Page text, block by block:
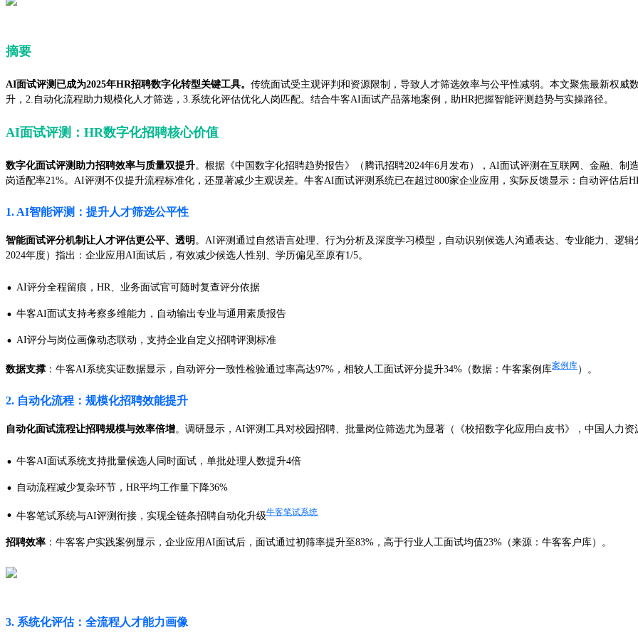
摘要
AI面试评测已成为2025年HR招聘数字化转型关键工具。 传统面试受主观评判和资源限制，导致人才筛选效率与公平性减弱。本文聚焦最新权
升，2.自动化流程助力规模化人才筛选，3.系统化评估优化人岗匹配。结合牛客AI面试产品落地案例，助HR把握智能评测趋势与实操路径。
AI面试评测：HR数字化招聘核心价值
数字化面试评测助力招聘效率与质量双提升。根据《中国数字化招聘趋势报告》（腾讯招聘2024年6月发布），AI面试评测在互联网、金融、制
岗适配率21%。AI评测不仅提升流程标准化，还显著减少主观误差。牛客AI面试评测系统已在超过800家企业应用，实际反馈显示：自动评估后
1. AI智能评测：提升人才筛选公平性
智能面试评分机制让人才评估更公平、透明 。AI评测通过自然语言处理、行为分析及深度学习模型，自动识别候选人沟通表达、专业能力、逻
2024年度）指出：企业应用AI面试后，有效减少候选人性别、学历偏见至原有1/5。
· AI评分全程留痕，HR、业务面试官可随时复查评分依据
· 牛客AI面试支持考察多维能力，自动输出专业与通用素质报告
· AI评分与岗位画像动态联动，支持企业自定义招聘评测标准
数据支撑 ：牛客AI系统实证数据显示，自动评分一致性检验通过率高达97%，相较人工面试评分提升34%（数据：牛客案例库案例库）。
2. 自动化流程：规模化招聘效能提升
自动化面试流程让招聘规模与效率倍增。调研显示，AI评测工具对校园招聘、批量岗位筛选尤为显著（《校招数字化应用白皮书》，中国人力资
· 牛客AI面试系统支持批量候选人同时面试，单批处理人数提升4倍
· 自动流程减少复杂环节，HR平均工作量下降36%
· 牛客笔试系统与AI评测衔接，实现全链条招聘自动化升级牛客笔试系统
招聘效率 ：牛客客户实践案例显示，企业应用AI面试后，面试通过初筛率提升至83%，高于行业人工面试均值23%（来源：牛客客户库）。
3. 系统化评估：全流程人才能力画像